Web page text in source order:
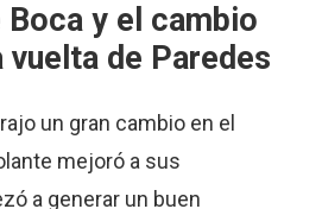
y el cambio
vuelta de Paredes
un gran cambio en el
mejoró a sus
a generar un buen